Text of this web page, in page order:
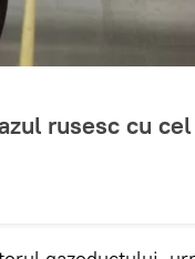
rusesc cu cel